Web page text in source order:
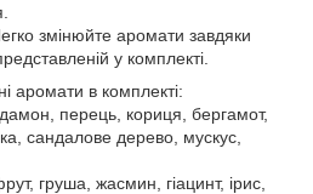
змінюйте аромати завдяки
у комплекті.
аромати в комплекті:
перець, кориця, бергамот,
сандалове дерево, мускус,
груша, жасмин, гіацинт, ірис,